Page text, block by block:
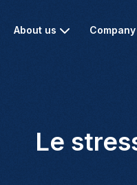
About us Company
Le